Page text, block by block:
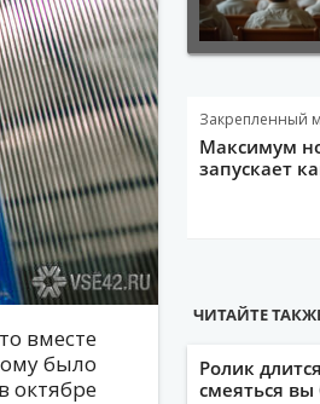
вместе
было
октябре
Закрепленный
Максимум
запускает
ЧИТАЙТЕ
Ролик
смеяться вы